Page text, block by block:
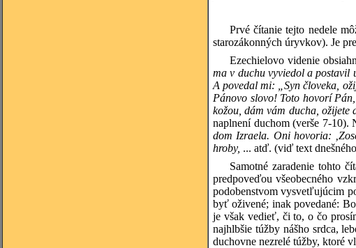
Prvé čítanie tejto nedele
starozákonných úryvkov). Je
Ezechielovo videnie
ma v duchu vyviedol a postavil
A povedal mi: „Syn človeka,
Pánovo slovo! Toto hovorí
kožou, dám vám ducha, ožijete
naplnení duchom (verše 7-10).
dom Izraela. Oni hovoria:
hroby, ... atď. (viď text
Samotné zaradenie tohto
predpoveďou všeobecného
podobenstvom vysvetľujúcim
byť oživené; inak povedané:
je však vedieť, či to, o čo
najhlbšie túžby nášho srdca,
duchovne nezrelé túžby, ktoré